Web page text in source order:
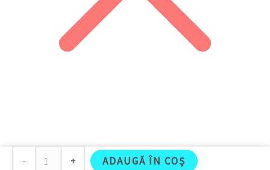
- + ADAUGĂ ÎN COȘ
108Share on Facebook